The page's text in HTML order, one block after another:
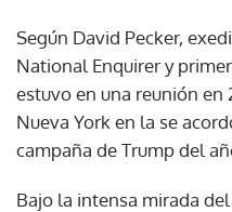
Según David Pecker,
National Enquirer y
estuvo en una reunión en
Nueva York en la se
campaña de Trump del
Bajo la intensa mirada